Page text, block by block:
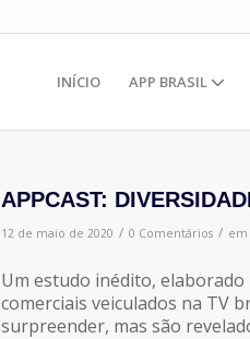
INÍCIO APP BRASIL
APPCAST:
12 de maio de 2020 / 0 Comentários / em
Um estudo inédito, elaborado
comerciais veiculados na TV
surpreender, mas são